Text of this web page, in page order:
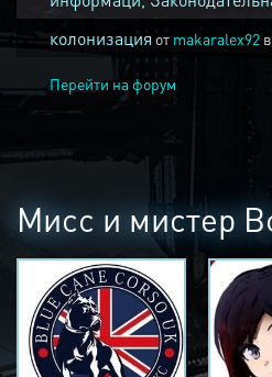
колонизация от makaralex92 в
Перейти на форум
Мисс и мистер